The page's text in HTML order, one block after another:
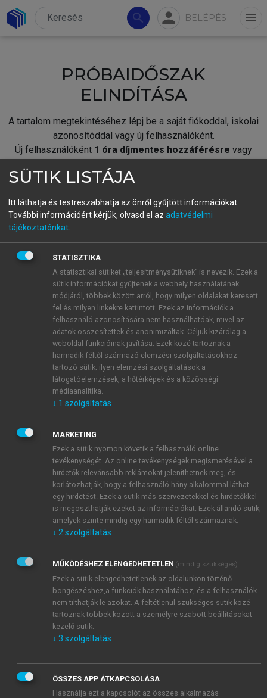
search person BELÉPÉS menu
PRÓBAIDŐSZAK
ELINDÍTÁSA
A tartalom megtekintéséhez lépj be a saját fiókoddal, iskolai
azonosítóddal vagy új felhasználóként.
Új felhasználóként 1 óra díjmentes hozzáférésre vagy
fiókoddal,vagy hozz létre új fiókot.
A regisztráció után apróbaidőszakautomatikusan
BELÉPÉS SAJÁT FIÓKKAL
ÚJ FIÓK LÉTREHOZÁSA
1 óra díjmentes hozzáférés
E-MAIL-CÍM
JELSZÓ
JELSZÓ ÚJRA
Kérek értesítést a MeRSZ újdonságairól, akcióiról.
Kérek értesítést az Akadémiai Kiadó Zrt. újdonságairól,
Adatkezelési tájékoztatóbanfoglaltakat tudomásul
veszem és elfogadom.
Általános vásárlási feltételeket, valamint a szotar.netés a
mersz.huoldalak licencszerződéseiben foglaltakat
tudomásul veszem és elfogadom.
KIPRÓBÁLOM
SÜTIK LISTÁJA
Itt láthatja és testreszabhatja az önről gyűjtött információkat.
További információért kérjük, olvasd el az adatvédelmi
tájékoztatónkat
STATISZTIKA
A statisztikai sütiket „teljesítménysütiknek” is nevezik. Ezek a
sütik információkat gyűjtenek a webhely használatának
módjáról, többek között arról, hogy milyen oldalakat keresett
fel és milyen linkekre kattintott. Ezek az információk a
felhasználó azonosítására nem használhatóak, mivel az
adatok összesítettek és anonimizáltak. Céljuk kizárólag a
weboldal funkcióinak javítása. Ezek közé tartoznak a
harmadik féltől származó elemzési szolgáltatásokhoz
tartozó sütik; ilyen elemzési szolgáltatások a
látogatóelemzések, a hőtérképek és a közösségi
médiaanalitika.
↓ 1 szolgáltatás
MARKETING
Ezek a sütik nyomon követik a felhasználó online
tevékenységét. Az online tevékenységek megismerésével a
hirdetők relevánsabb reklámokat jeleníthetnek meg, és
korlátozhatják, hogy a felhasználó hány alkalommal láthat
egy hirdetést. Ezek a sütik más szervezetekkel és hirdetőkkel
is megoszthatják ezeket az információkat. Ezek állandó sütik,
amelyek szinte mindig egy harmadik féltől származnak.
↓ 2 szolgáltatás
MŰKÖDÉSHEZ ELENGEDHETETLEN (mindig szükséges)
Ezek a sütik elengedhetetlenek az oldalunkon történő
böngészéshez,a funkciók használatához, és a felhasználók
nem tilthatják le azokat. A feltétlenül szükséges sütik közé
tartoznak többek között a személyre szabott beállításokat
kezelő sütik.
↓ 3 szolgáltatás
ÖSSZES APP ÁTKAPCSOLÁSA
Használja ezt a kapcsolót az összes alkalmazás